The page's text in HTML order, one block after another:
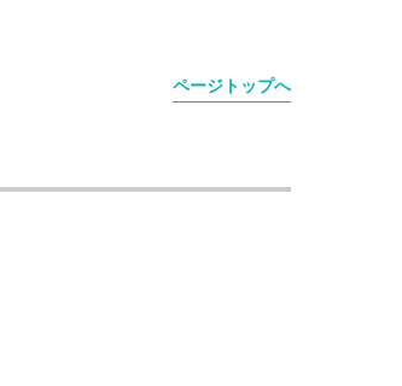
ページトップへ